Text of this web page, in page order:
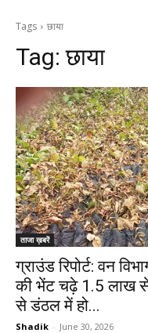
Tags छाया
Tag:छाया
ताजा ख़बरें
ग्राउंड रिपोर्ट: वन
की भेंट चढ़े 1.5 लाख
से डंठल में हो...
Shadik - June 30, 2026